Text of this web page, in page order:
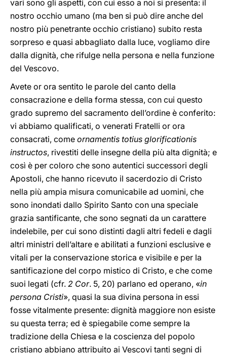
vari sono gli aspetti, con cui esso a noi si presenta: il
nostro occhio umano (ma ben si può dire anche del
nostro più penetrante occhio cristiano) subito resta
sorpreso e quasi abbagliato dalla luce, vogliamo dire
dalla dignità, che rifulge nella persona e nella funzione
del Vescovo.
Avete or ora sentito le parole del canto della
consacrazione e della forma stessa, con cui questo
grado supremo del sacramento dell’ordine è conferito:
vi abbiamo qualificati, o venerati Fratelli or ora
consacrati, come ornamentis totius glorificationis
instructos, rivestiti delle insegne della più alta dignità; e
così è per coloro che sono autentici successori degli
Apostoli, che hanno ricevuto il sacerdozio di Cristo
nella più ampia misura comunicabile ad uomini, che
sono inondati dallo Spirito Santo con una speciale
grazia santificante, che sono segnati da un carattere
indelebile, per cui sono distinti dagli altri fedeli e dagli
altri ministri dell’altare e abilitati a funzioni esclusive e
vitali per Ia conservazione storica e visibile e per la
santificazione del corpo mistico di Cristo, e che come
suoi legati (cfr. 2 Cor. 5, 20) parlano ed operano, «in
persona Cristi», quasi la sua divina persona in essi
fosse vitalmente presente: dignità maggiore non esiste
su questa terra; ed è spiegabile come sempre la
tradizione della Chiesa e la coscienza del popolo
cristiano abbiano attribuito ai Vescovi tanti segni di